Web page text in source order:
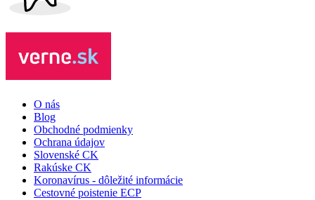
O nás
Blog
Obchodné podmienky
Ochrana údajov
Slovenské CK
Rakúske CK
Koronavírus - dôležité informácie
Cestovné poistenie ECP